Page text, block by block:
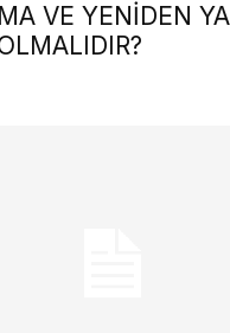
VE YENİDEN